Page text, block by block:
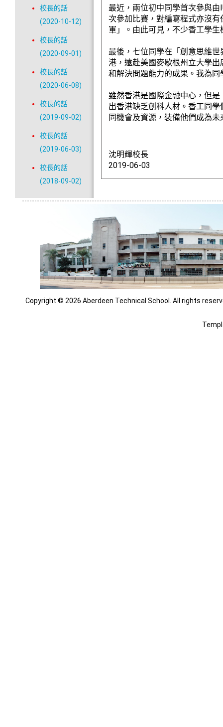
最近，兩位初中同學首次參與
次參加比賽，對編寫程式亦沒
軍」。由此可見，不少香工學
最後，七位同學在「創意思維
港，遠赴美國麥歇根州立大學
和解決問題能力的成果。我為
雖然香港是國際金融中心，但
出香港缺乏創科人材。香工同
同機會及資源，裝備他們成為
沈明輝校長
2019-06-03
校長的話
(2020-10-12)
校長的話
(2020-09-01)
校長的話
(2020-06-08)
校長的話
(2019-09-02)
校長的話
(2019-06-03)
校長的話
(2018-09-02)
Copyright © 2026 Aberdeen Technical School. All rights